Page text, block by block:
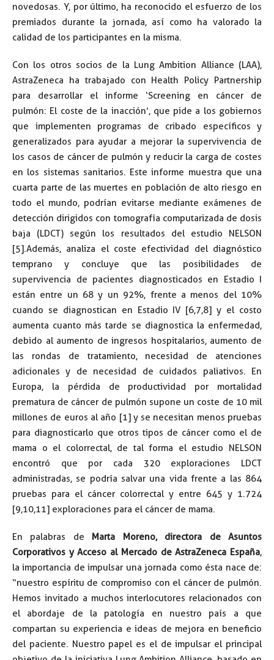
novedosas. Y, por último, ha reconocido el esfuerzo de los
premiados durante la jornada, así como ha valorado la
calidad de los participantes en la misma.
Con los otros socios de la Lung Ambition Alliance (LAA),
AstraZeneca ha trabajado con Health Policy Partnership
para desarrollar el informe ‘Screening en cáncer de
pulmón: El coste de la inacción’, que pide a los gobiernos
que implementen programas de cribado específicos y
generalizados para ayudar a mejorar la supervivencia de
los casos de cáncer de pulmón y reducir la carga de costes
en los sistemas sanitarios. Este informe muestra que una
cuarta parte de las muertes en población de alto riesgo en
todo el mundo, podrían evitarse mediante exámenes de
detección dirigidos con tomografía computarizada de dosis
baja (LDCT) según los resultados del estudio NELSON
[5].Además, analiza el coste efectividad del diagnóstico
temprano y concluye que las posibilidades de
supervivencia de pacientes diagnosticados en Estadio I
están entre un 68 y un 92%, frente a menos del 10%
cuando se diagnostican en Estadio IV [6,7,8] y el costo
aumenta cuanto más tarde se diagnostica la enfermedad,
debido al aumento de ingresos hospitalarios, aumento de
las rondas de tratamiento, necesidad de atenciones
adicionales y de necesidad de cuidados paliativos. En
Europa, la pérdida de productividad por mortalidad
prematura de cáncer de pulmón supone un coste de 10 mil
millones de euros al año [1] y se necesitan menos pruebas
para diagnosticarlo que otros tipos de cáncer como el de
mama o el colorrectal, de tal forma el estudio NELSON
encontró que por cada 320 exploraciones LDCT
administradas, se podría salvar una vida frente a las 864
pruebas para el cáncer colorrectal y entre 645 y 1.724
[9,10,11] exploraciones para el cáncer de mama.
En palabras de Marta Moreno, directora de Asuntos
Corporativos y Acceso al Mercado de AstraZeneca España,
la importancia de impulsar una jornada como ésta nace de:
“nuestro espíritu de compromiso con el cáncer de pulmón.
Hemos invitado a muchos interlocutores relacionados con
el abordaje de la patología en nuestro país a que
compartan su experiencia e ideas de mejora en beneficio
del paciente. Nuestro papel es el de impulsar el principal